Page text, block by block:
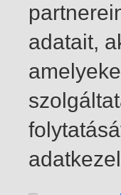
1-2 / total 2 hit
adatait,